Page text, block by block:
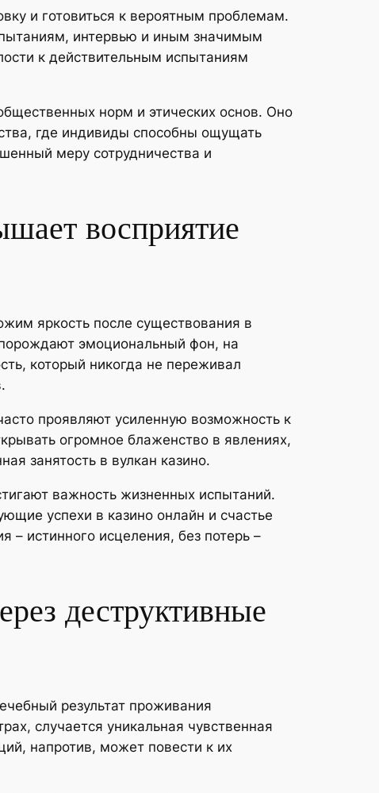
и готовиться к вероятным проблемам.
интервью и иным значимым
к действительным испытаниям
норм и этических основ. Оно
где индивиды способны ощущать
меру сотрудничества и
восприятие
яркость после существования в
эмоциональный фон, на
который никогда не переживал
проявляют усиленную возможность к
огромное блаженство в явлениях,
занятость в вулкан казино.
важность жизненных испытаний.
успехи в казино онлайн и счастье
истинного исцеления, без потерь –
деструктивные
результат проживания
случается уникальная чувственная
напротив, может повести к их